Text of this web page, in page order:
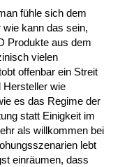
fühle sich dem
kann das sein,
Produkte aus dem
vielen
offenbar ein Streit
Hersteller wie
es das Regime der
statt Einigkeit im
als willkommen bei
lebt
einräumen, dass